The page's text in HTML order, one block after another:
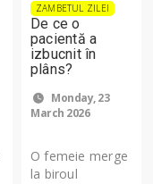
ZAMBETUL ZILEI
De ce o
pacientă a
izbucnit în
plâns?
Monday, 23
March 2026
O femeie merge
la biroul